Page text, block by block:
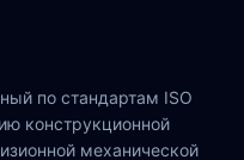
по стандартам ISO
конструкционной
механической